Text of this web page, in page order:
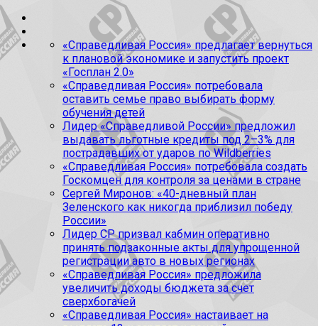
«Справедливая Россия» предлагает вернуться
к плановой экономике и запустить проект
«Госплан 2.0»
«Справедливая Россия» потребовала
оставить семье право выбирать форму
обучения детей
Лидер «Справедливой России» предложил
выдавать льготные кредиты под 2–3% для
пострадавших от ударов по Wildberries
«Справедливая Россия» потребовала создать
Госкомцен для контроля за ценами в стране
Сергей Миронов: «40-дневный план
Зеленского как никогда приблизил победу
России»
Лидер СР призвал кабмин оперативно
принять подзаконные акты для упрощенной
регистрации авто в новых регионах
«Справедливая Россия» предложила
увеличить доходы бюджета за счет
сверхбогачей
«Справедливая Россия» настаивает на